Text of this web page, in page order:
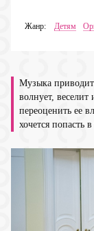
Жанр: Детям
Музыка
волнует,
переоценить ее
хочется попасть